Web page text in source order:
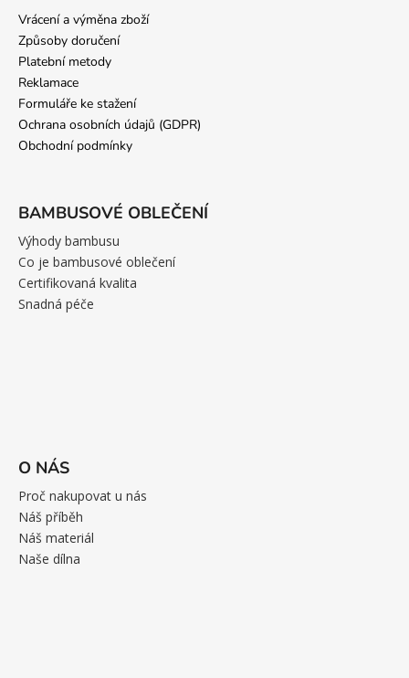
Vrácení a výměna zboží
Způsoby doručení
Platební metody
Reklamace
Formuláře ke stažení
Ochrana osobních údajů (GDPR)
Obchodní podmínky
BAMBUSOVÉ OBLEČENÍ
Výhody bambusu
Co je bambusové oblečení
Certifikovaná kvalita
Snadná péče
O NÁS
Proč nakupovat u nás
Náš příběh
Náš materiál
Naše dílna